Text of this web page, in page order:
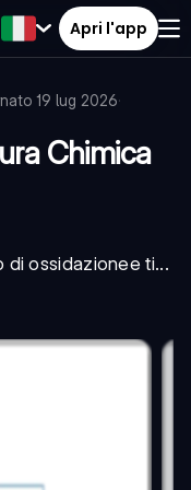
Apri l'app
19 lug 2026·
Chimica
di ossidazionee ti...